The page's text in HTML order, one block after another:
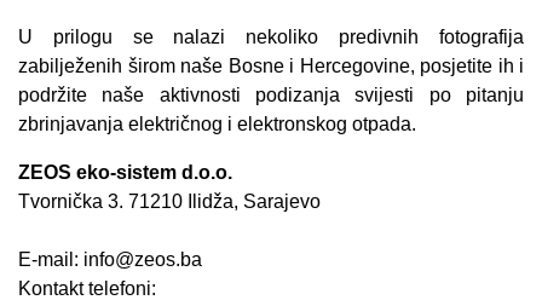
U prilogu se nalazi nekoliko predivnih fotografija
zabilježenih širom naše Bosne i Hercegovine, posjetite ih i
podržite naše aktivnosti podizanja svijesti po pitanju
zbrinjavanja električnog i elektronskog otpada.
ZEOS eko-sistem d.o.o.
Tvornička 3. 71210 Ilidža, Sarajevo
E-mail: info@zeos.ba
Kontakt telefoni: